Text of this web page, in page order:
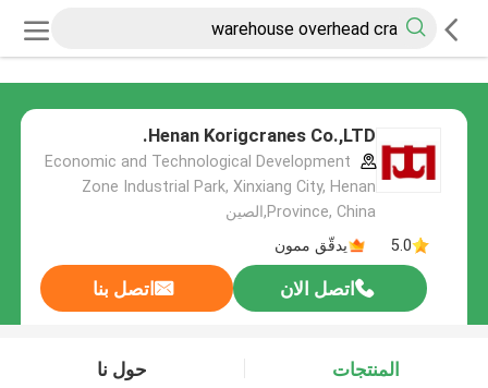
Henan Korigcranes Co.,LTD.
Economic and Technological Development
Zone Industrial Park, Xinxiang City, Henan
Province, China,الصين
5.0
يدقّق ممون
اتصل الان اتصل بنا
المنتجات حول نا